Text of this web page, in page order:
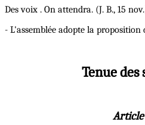
Des voix . On attendra. (J. B., 15
- L'assemblée adopte la proposition
Tenue des
Article